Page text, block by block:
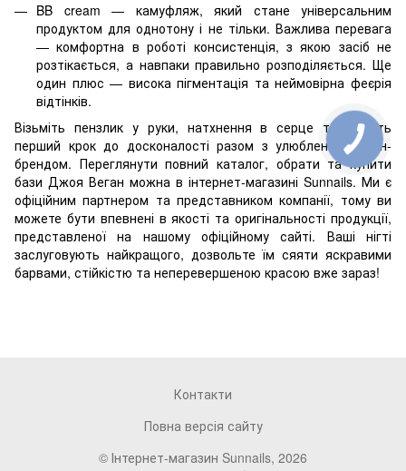
BB cream — камуфляж, який стане універсальним
продуктом для однотону і не тільки. Важлива перевага
— комфортна в роботі консистенція, з якою засіб не
розтікається, а навпаки правильно розподіляється. Ще
один плюс — висока пігментація та неймовірна феєрія
відтінків.
Візьміть пензлик у руки, натхнення в серце та зробіть
перший крок до досконалості разом з улюбленим веган-
брендом. Переглянути повний каталог, обрати та купити
бази Джоя Веган можна в інтернет-магазині Sunnails. Ми є
офіційним партнером та представником компанії, тому ви
можете бути впевнені в якості та оригінальності продукції,
представленої на нашому офіційному сайті. Ваші нігті
заслуговують найкращого, дозвольте їм сяяти яскравими
барвами, стійкістю та неперевершеною красою вже зараз!
Контакти
Повна версія сайту
© Інтернет-магазин Sunnails, 2026